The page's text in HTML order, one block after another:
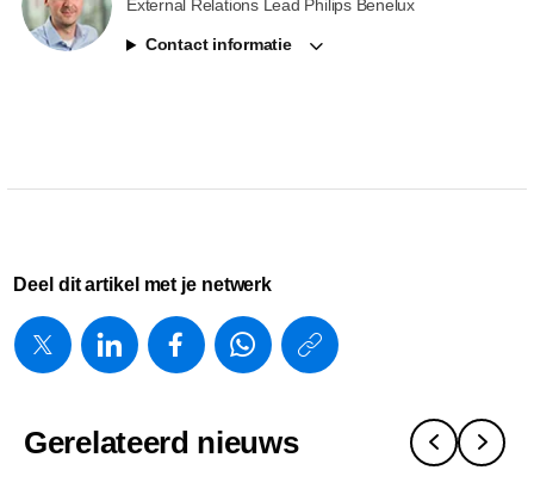
External Relations Lead Philips Benelux
Contact informatie
Deel dit artikel met je netwerk
https://
philips-
Gerelateerd nieuws